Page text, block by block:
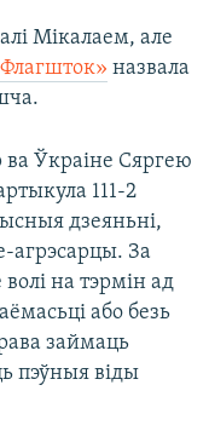
Мікалаем, але
назвала
ва Ўкраіне Сяргею
111-2
дзеяньні,
агрэсарцы. За
на тэрмін ад
або безь
займаць
пэўныя віды